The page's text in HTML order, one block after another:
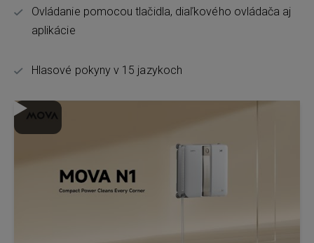
Ovládanie pomocou tlačidla, diaľkového ovládača aj
aplikácie
Hlasové pokyny v 15 jazykoch